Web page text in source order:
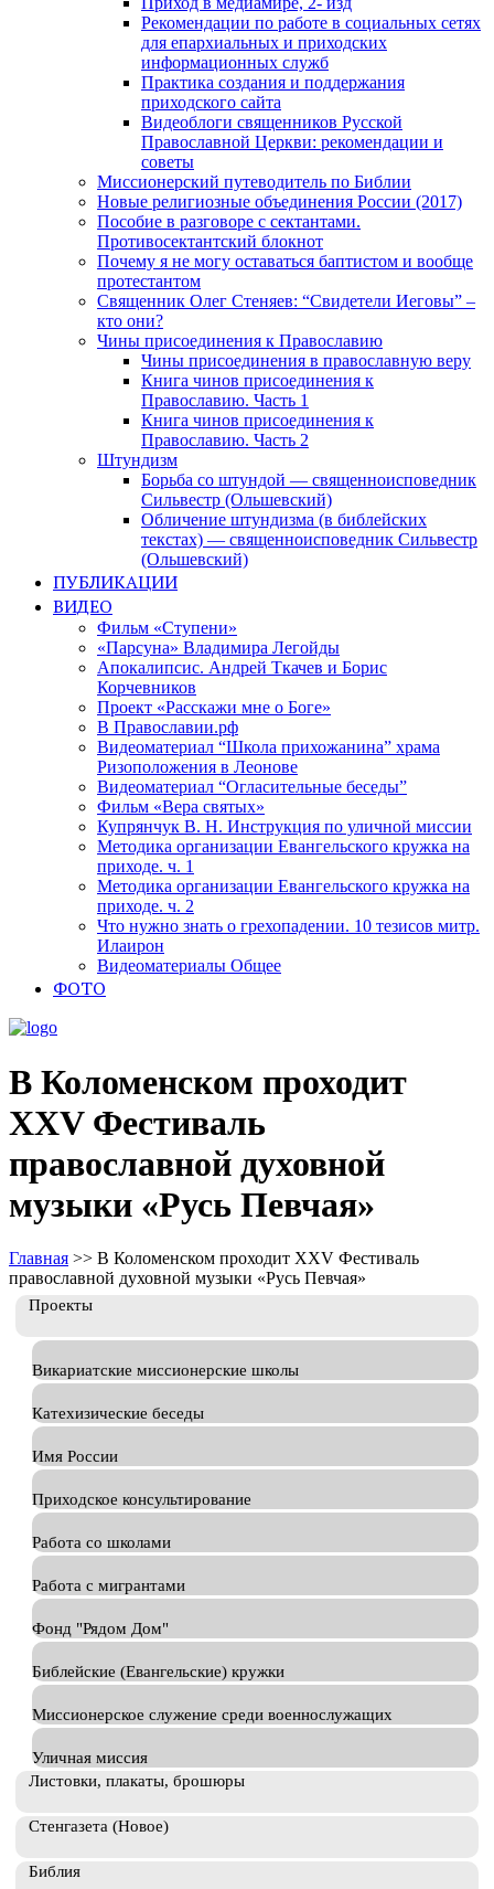
Рекомендации по работе в социальных сетях
для епархиальных и приходских
информационных служб
Практика создания и поддержания
приходского сайта
Видеоблоги священников Русской
Православной Церкви: рекомендации и
советы
Миссионерский путеводитель по Библии
Новые религиозные объединения России (2017)
Пособие в разговоре с сектантами.
Противосектантский блокнот
Почему я не могу оставаться баптистом и вообще
протестантом
Священник Олег Стеняев: “Свидетели Иеговы” –
кто они?
Чины присоединения к Православию
Чины присоединения в православную веру
Книга чинов присоединения к
Православию. Часть 1
Книга чинов присоединения к
Православию. Часть 2
Штундизм
Борьба со штундой — священноисповедник
Сильвестр (Ольшевский)
Обличение штундизма (в библейских
текстах) — священноисповедник Сильвестр
(Ольшевский)
ПУБЛИКАЦИИ
ВИДЕО
Фильм «Ступени»
«Парсуна» Владимира Легойды
Апокалипсис. Андрей Ткачев и Борис
Корчевников
Проект «Расскажи мне о Боге»
В Православии.рф
Видеоматериал “Школа прихожанина” храма
Ризоположения в Леонове
Видеоматериал “Огласительные беседы”
Фильм «Вера святых»
Купрянчук В. Н. Инструкция по уличной миссии
Методика организации Евангельского кружка на
приходе. ч. 1
Методика организации Евангельского кружка на
приходе. ч. 2
Что нужно знать о грехопадении. 10 тезисов митр.
Илаирон
Видеоматериалы Общее
ФОТО
В Коломенском проходит
XXV Фестиваль
православной духовной
музыки «Русь Певчая»
Главная >> В Коломенском проходит XXV Фестиваль
православной духовной музыки «Русь Певчая»
Проекты
Викариатские миссионерские школы
Катехизические беседы
Имя России
Приходское консультирование
Работа со школами
Работа с мигрантами
Фонд "Рядом Дом"
Библейские (Евангельские) кружки
Миссионерское служение среди военнослужащих
Уличная миссия
Листовки, плакаты, брошюры
Стенгазета (Новое)
Библия